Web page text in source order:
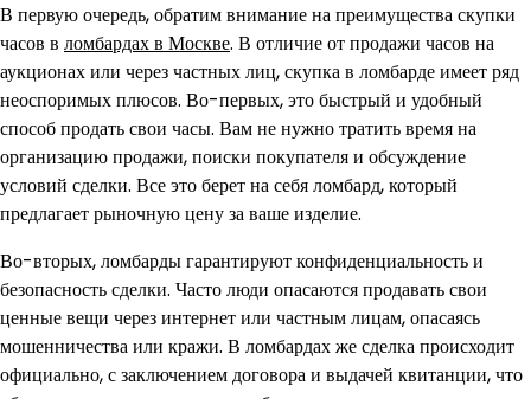
В первую очередь, обратим внимание на преимущества скупки
часов в ломбардах в Москве. В отличие от продажи часов на
аукционах или через частных лиц, скупка в ломбарде имеет ряд
неоспоримых плюсов. Во-первых, это быстрый и удобный
способ продать свои часы. Вам не нужно тратить время на
организацию продажи, поиски покупателя и обсуждение
условий сделки. Все это берет на себя ломбард, который
предлагает рыночную цену за ваше изделие.
Во-вторых, ломбарды гарантируют конфиденциальность и
безопасность сделки. Часто люди опасаются продавать свои
ценные вещи через интернет или частным лицам, опасаясь
мошенничества или кражи. В ломбардах же сделка происходит
официально, с заключением договора и выдачей квитанции, что